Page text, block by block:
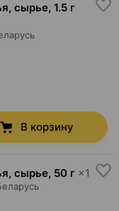
сырье, 1.5 г
В корзину
сырье, 50 г ×1